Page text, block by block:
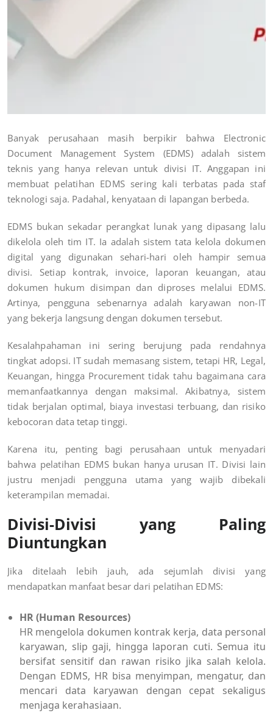
Banyak perusahaan masih berpikir bahwa Electronic
Document Management System (EDMS) adalah sistem
teknis yang hanya relevan untuk divisi IT. Anggapan ini
membuat pelatihan EDMS sering kali terbatas pada staf
teknologi saja. Padahal, kenyataan di lapangan berbeda.
EDMS bukan sekadar perangkat lunak yang dipasang lalu
dikelola oleh tim IT. Ia adalah sistem tata kelola dokumen
digital yang digunakan sehari-hari oleh hampir semua
divisi. Setiap kontrak, invoice, laporan keuangan, atau
dokumen hukum disimpan dan diproses melalui EDMS.
Artinya, pengguna sebenarnya adalah karyawan non-IT
yang bekerja langsung dengan dokumen tersebut.
Kesalahpahaman ini sering berujung pada rendahnya
tingkat adopsi. IT sudah memasang sistem, tetapi HR, Legal,
Keuangan, hingga Procurement tidak tahu bagaimana cara
memanfaatkannya dengan maksimal. Akibatnya, sistem
tidak berjalan optimal, biaya investasi terbuang, dan risiko
kebocoran data tetap tinggi.
Karena itu, penting bagi perusahaan untuk menyadari
bahwa pelatihan EDMS bukan hanya urusan IT. Divisi lain
justru menjadi pengguna utama yang wajib dibekali
keterampilan memadai.
Divisi-Divisi yang Paling
Diuntungkan
Jika ditelaah lebih jauh, ada sejumlah divisi yang
mendapatkan manfaat besar dari pelatihan EDMS:
HR (Human Resources)
HR mengelola dokumen kontrak kerja, data personal
karyawan, slip gaji, hingga laporan cuti. Semua itu
bersifat sensitif dan rawan risiko jika salah kelola.
Dengan EDMS, HR bisa menyimpan, mengatur, dan
mencari data karyawan dengan cepat sekaligus
menjaga kerahasiaan.